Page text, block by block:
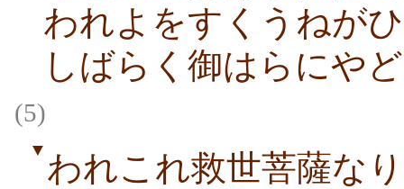
われよをすくうねが
しばらく御はらにや
(5)
▼ われこれ救世菩薩なり